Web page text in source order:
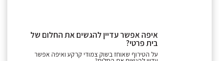
איפה אפשר עדיין להגשים את החלום של
בית פרטי?
על הטירוף שאוחז בשוק צמודי קרקע ואיפה אפשר